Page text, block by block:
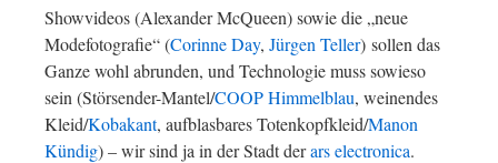
Showvideos (Alexander McQueen) sowie die „neue
Modefotografie“ (Corinne Day, Jürgen Teller) sollen das
Ganze wohl abrunden, und Technologie muss sowieso
sein (Störsender-Mantel/COOP Himmelblau, weinendes
Kleid/Kobakant, aufblasbares Totenkopfkleid/Manon
Kündig) – wir sind ja in der Stadt derars electronica.